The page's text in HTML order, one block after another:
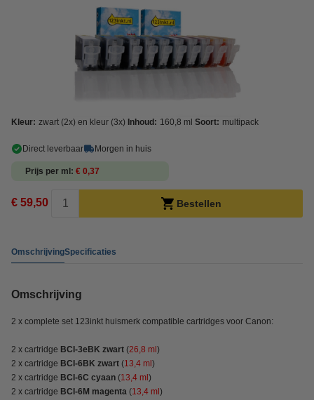
Kleur: zwart (2x) en kleur (3x) Inhoud: 160,8 ml Soort: multipack
Direct leverbaar Morgen in huis
Prijs per ml € 0,37
€ 59,50 Bestellen
OmschrijvingSpecificaties
Omschrijving
2 x complete set 123inkt huismerk compatible cartridges voor Canon:
2 x cartridge BCI-3eBK zwart (26,8 ml )
2 x cartridge BCI-6BK zwart (13,4 ml )
2 x cartridge BCI-6C cyaan (13,4 ml )
2 x cartridge BCI-6M magenta (13,4 ml )